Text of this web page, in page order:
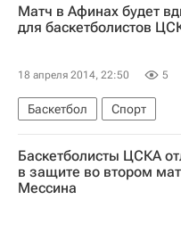
Еврейская автономная
Дальневосточный ФО
Сибирский ФО
Россия
Матч в Афинах будет
для баскетболистов
18 апреля 2014, 22:50 5
Баскетбол
Спорт
ЦСКА
Панатинаикос
Евролига
Баскетболисты ЦСКА
в защите во втором
Мессина